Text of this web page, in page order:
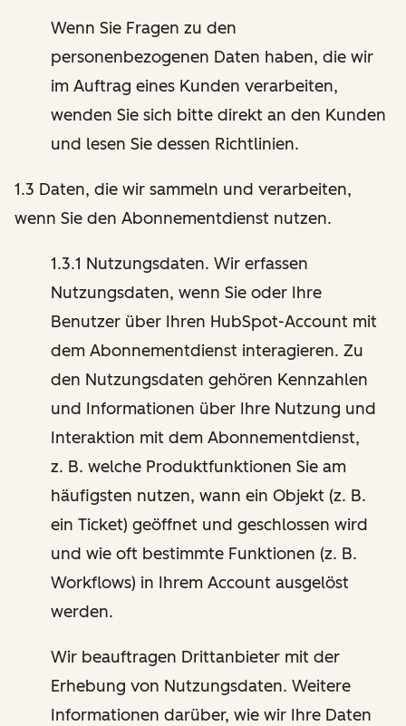
Wenn Sie Fragen zu den
personenbezogenen Daten haben, die wir
im Auftrag eines Kunden verarbeiten,
wenden Sie sich bitte direkt an den Kunden
und lesen Sie dessen Richtlinien.
1.3 Daten, die wir sammeln und verarbeiten,
wenn Sie den Abonnementdienst nutzen.
1.3.1 Nutzungsdaten. Wir erfassen
Nutzungsdaten, wenn Sie oder Ihre
Benutzer über Ihren HubSpot-Account mit
dem Abonnementdienst interagieren. Zu
den Nutzungsdaten gehören Kennzahlen
und Informationen über Ihre Nutzung und
Interaktion mit dem Abonnementdienst,
z. B. welche Produktfunktionen Sie am
häufigsten nutzen, wann ein Objekt (z. B.
ein Ticket) geöffnet und geschlossen wird
und wie oft bestimmte Funktionen (z. B.
Workflows) in Ihrem Account ausgelöst
werden.
Wir beauftragen Drittanbieter mit der
Erhebung von Nutzungsdaten. Weitere
Informationen darüber, wie wir Ihre Daten